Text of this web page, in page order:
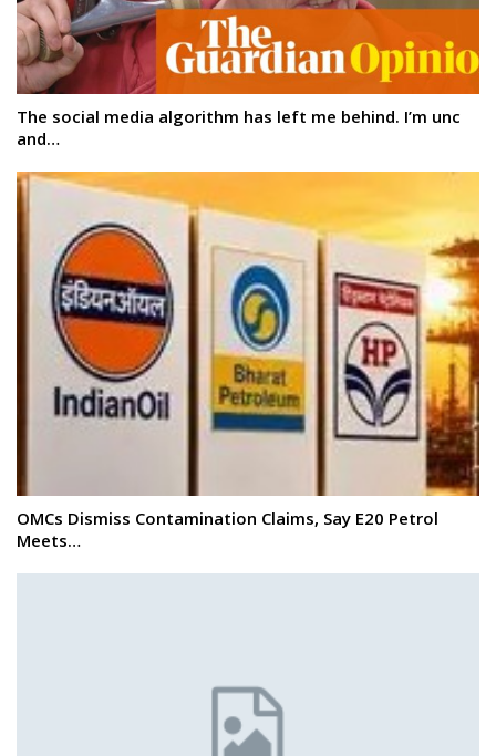
The social media algorithm has left me behind. I’m unc
and…
OMCs Dismiss Contamination Claims, Say E20 Petrol
Meets…